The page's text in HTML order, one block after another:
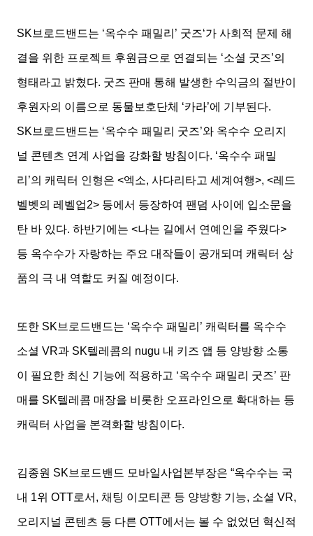
SK브로드밴드는 ‘옥수수 패밀리’ 굿즈‘가 사회적 문제 해
결을 위한 프로젝트 후원금으로 연결되는 ‘소셜 굿즈’의
형태라고 밝혔다. 굿즈 판매 통해 발생한 수익금의 절반이
후원자의 이름으로 동물보호단체 ‘카라’에 기부된다.
SK브로드밴드는 ‘옥수수 패밀리 굿즈’와 옥수수 오리지
널 콘텐츠 연계 사업을 강화할 방침이다. ‘옥수수 패밀
리’의 캐릭터 인형은 <엑소, 사다리타고 세계여행>, <레드
벨벳의 레벨업2> 등에서 등장하여 팬덤 사이에 입소문을
탄 바 있다. 하반기에는 <나는 길에서 연예인을 주웠다>
등 옥수수가 자랑하는 주요 대작들이 공개되며 캐릭터 상
품의 극 내 역할도 커질 예정이다.
또한 SK브로드밴드는 ‘옥수수 패밀리’ 캐릭터를 옥수수
소셜 VR과 SK텔레콤의 nugu 내 키즈 앱 등 양방향 소통
이 필요한 최신 기능에 적용하고 ‘옥수수 패밀리 굿즈’ 판
매를 SK텔레콤 매장을 비롯한 오프라인으로 확대하는 등
캐릭터 사업을 본격화할 방침이다.
김종원 SK브로드밴드 모바일사업본부장은 “옥수수는 국
내 1위 OTT로서, 채팅 이모티콘 등 양방향 기능, 소셜 VR,
오리지널 콘텐츠 등 다른 OTT에서는 볼 수 없었던 혁신적